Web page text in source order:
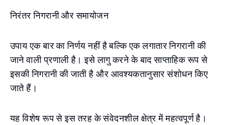
निरंतर निगरानी और समायोजन
उपाय एक बार का निर्णय नहीं है बल्कि एक लगातार निगरानी की
जाने वाली प्रणाली है। इसे लागु करने के बाद साप्ताहिक रूप से
इसकी निगरानी की जाती है और आवश्यकतानुसार संशोधन किए
जाते हैं।
यह विशेष रूप से इस तरह के संवेदनशील क्षेत्र में महत्वपूर्ण है।